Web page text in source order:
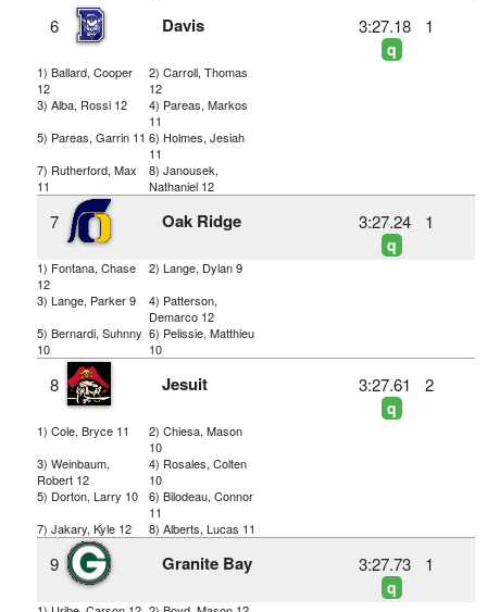
6 Davis 3:27.18
q
1
1) Ballard, Cooper
12
2) Carroll, Thomas
12
3) Alba, Rossi 12
4) Pareas, Markos
11
5) Pareas, Garrin 11 6) Holmes, Jesiah
11
7) Rutherford, Max
11
8) Janousek,
Nathaniel 12
7 Oak Ridge 3:27.24
q
1
1) Fontana, Chase
12
2) Lange, Dylan 9
3) Lange, Parker 9
4) Patterson,
Demarco 12
5) Bernardi, Suhnny
10
6) Pelissie, Matthieu
10
8 Jesuit 3:27.61
q
2
1) Cole, Bryce 11
2) Chiesa, Mason
10
3) Weinbaum,
Robert 12
4) Rosales, Colten
10
5) Dorton, Larry 10
6) Bilodeau, Connor
11
7) Jakary, Kyle 12
8) Alberts, Lucas 11
9 Granite Bay 3:27.73
q
1